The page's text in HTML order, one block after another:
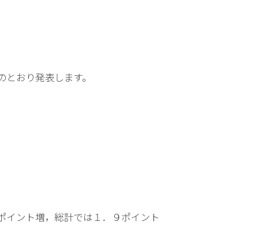
おり発表します。
イント増，総計では１．９ポイント